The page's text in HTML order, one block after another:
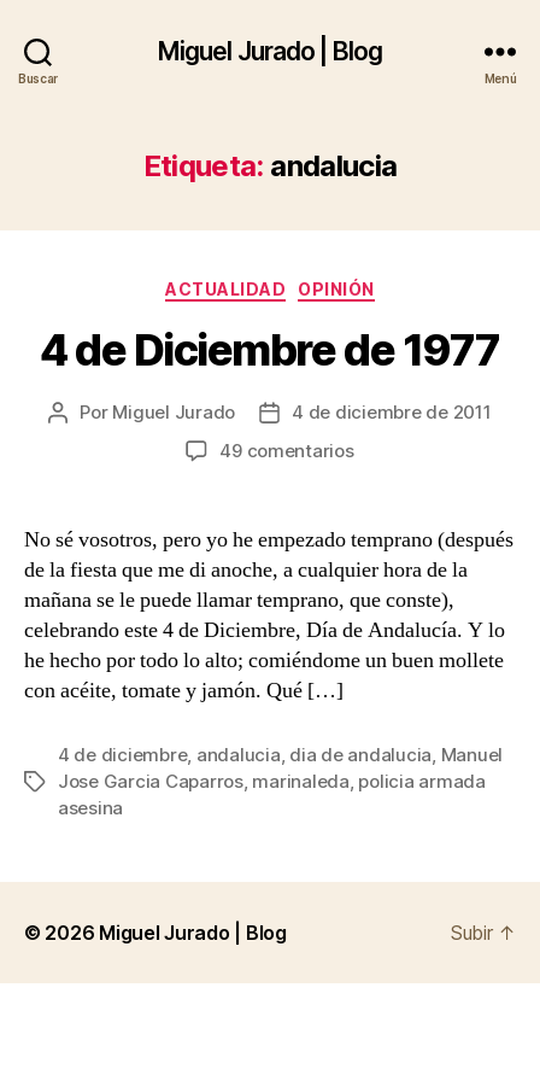
Buscar
Miguel Jurado | Blog
Menú
Etiqueta: andalucia
Categorías
ACTUALIDAD OPINIÓN
4 de Diciembre de 1977
Autor
Por Miguel Jurado
Fecha4 de diciembre de 2011
49 comentariosen
1977
No sé vosotros, pero yo he empezado temprano (después
de la fiesta que me di anoche, a cualquier hora de la
mañana se le puede llamar temprano, que conste),
celebrando este 4 de Diciembre, Día de Andalucía. Y lo
he hecho por todo lo alto; comiéndome un buen mollete
con acéite, tomate y jamón. Qué […]
Etiquetas
4 de diciembre, andalucia dia de andalucia Manuel
Jose Garcia Caparros, marinaleda policia armada
asesina
© 2026 Miguel Jurado | Blog Subir ↑